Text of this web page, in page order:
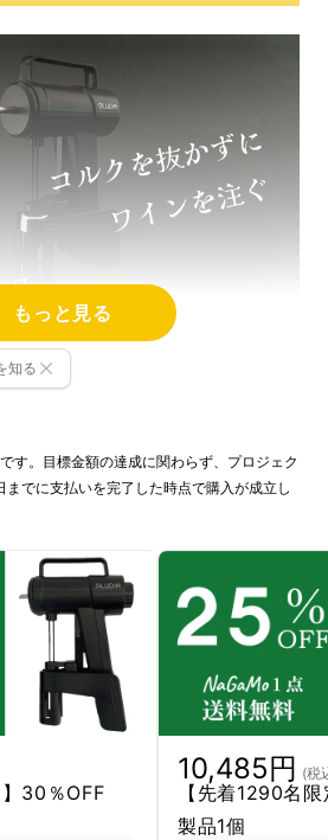
もっと見る
知る
す。目標金額の達成に関わらず、プロジェク
でに支払いを完了した時点で購入が成立し
】30％OFF
10,485円 (税
【先着1290名
製品1個